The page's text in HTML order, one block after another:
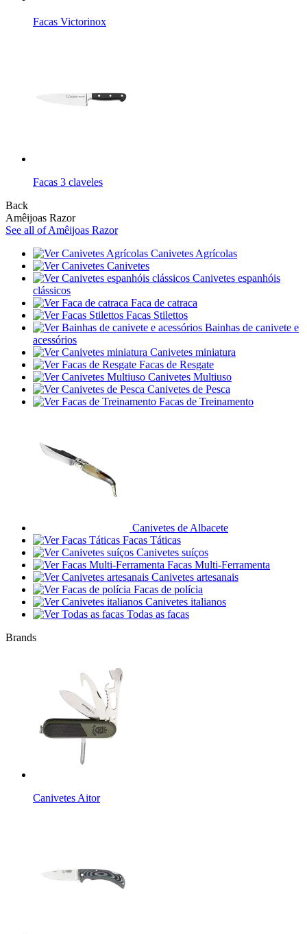
Facas Victorinox
Facas 3 claveles
Back
Amêijoas Razor
See all of Amêijoas Razor
Canivetes Agrícolas
Canivetes
Canivetes espanhóis
clássicos
Faca de catraca
Facas Stilettos
Bainhas de canivete e
acessórios
Canivetes miniatura
Facas de Resgate
Canivetes Multiuso
Canivetes de Pesca
Facas de Treinamento
Canivetes de Albacete
Facas Táticas
Canivetes suíços
Facas Multi-Ferramenta
Canivetes artesanais
Facas de polícia
Canivetes italianos
Todas as facas
Brands
Canivetes Aitor